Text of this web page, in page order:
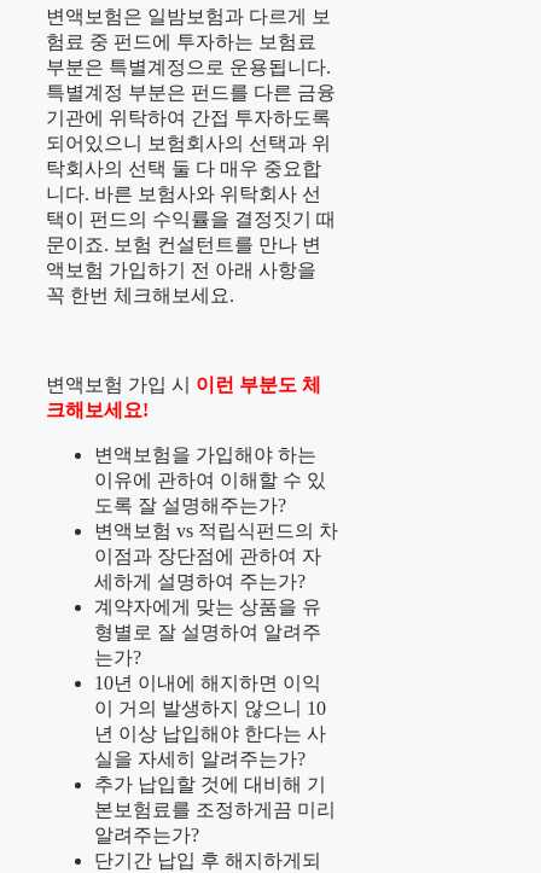
변액보험은 일밤보험과 다르게 보
험료 중 펀드에 투자하는 보험료
부분은 특별계정으로 운용됩니다.
특별계정 부분은 펀드를 다른 금융
기관에 위탁하여 간접 투자하도록
되어있으니 보험회사의 선택과 위
탁회사의 선택 둘 다 매우 중요합
니다. 바른 보험사와 위탁회사 선
택이 펀드의 수익률을 결정짓기 때
문이죠. 보험 컨설턴트를 만나 변
액보험 가입하기 전 아래 사항을
꼭 한번 체크해보세요.
변액보험 가입 시 이런 부분도 체
크해보세요!
변액보험을 가입해야 하는
이유에 관하여 이해할 수 있
도록 잘 설명해주는가?
변액보험 vs 적립식펀드의 차
이점과 장단점에 관하여 자
세하게 설명하여 주는가?
계약자에게 맞는 상품을 유
형별로 잘 설명하여 알려주
는가?
10년 이내에 해지하면 이익
이 거의 발생하지 않으니 10
년 이상 납입해야 한다는 사
실을 자세히 알려주는가?
추가 납입할 것에 대비해 기
본보험료를 조정하게끔 미리
알려주는가?
단기간 납입 후 해지하게되